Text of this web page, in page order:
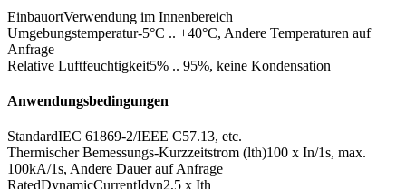
EinbauortVerwendung im Innenbereich
Umgebungstemperatur-5°C .. +40°C, Andere Temperaturen auf
Anfrage
Relative Luftfeuchtigkeit5% .. 95%, keine Kondensation
Anwendungsbedingungen
StandardIEC 61869-2/IEEE C57.13, etc.
Thermischer Bemessungs-Kurzzeitstrom (lth)100 x In/1s, max.
100kA/1s, Andere Dauer auf Anfrage
RatedDynamicCurrentIdyn2,5 x Ith